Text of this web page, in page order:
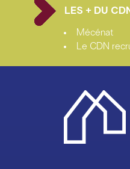
LES + DU
Mécénat
Le CDN